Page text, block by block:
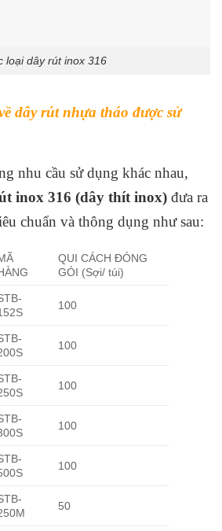
loại dây rút inox 316
dây rút nhựa tháo được sử
nhu cầu sử dụng khác nhau,
inox 316 (dây thít inox) đưa ra
chuẩn và thông dụng như sau:
QUI CÁCH ĐÓNG
GÓI (Sợi/ túi)
100
100
100
100
100
50